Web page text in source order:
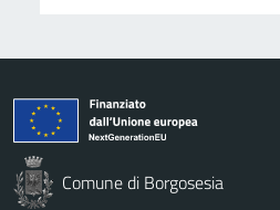
Comune di Borgosesia